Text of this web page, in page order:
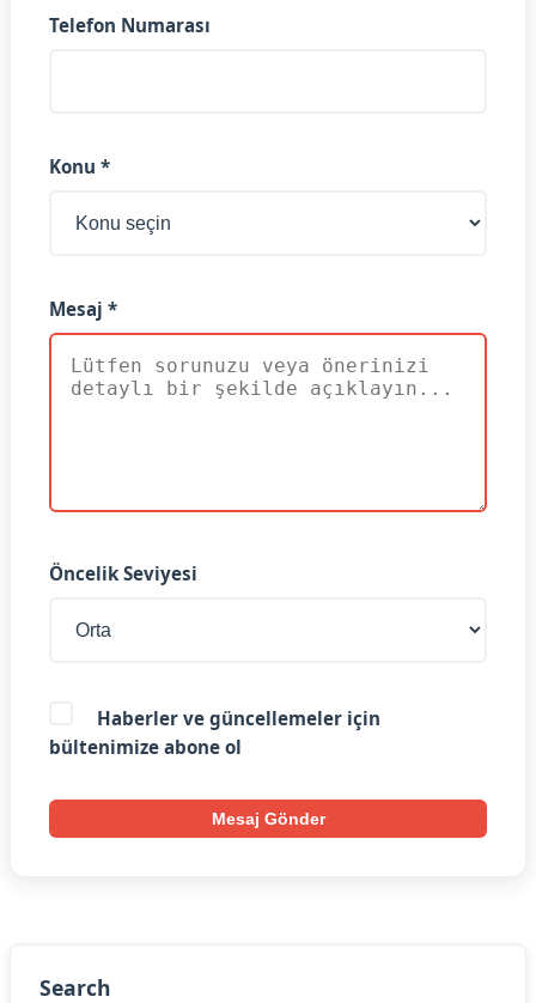
Search
Telefon Numarası
Konu *
Mesaj *
Öncelik Seviyesi
Haberler ve güncellemeler için
bültenimize abone ol
Mesaj Gönder